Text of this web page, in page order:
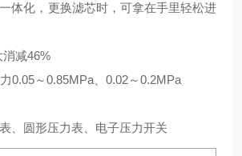
体化，更换滤芯时，可拿在手里轻松进
减46%
0.05～0.85MPa、0.02～0.2MPa
、圆形压力表、电子压力开关